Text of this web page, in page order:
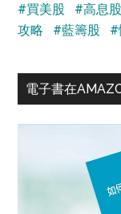
#買美股
#高息股
攻略
#藍籌股 #
電子書在